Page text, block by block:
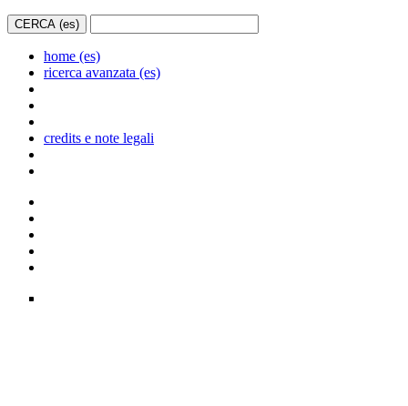
home (es)
ricerca avanzata (es)
credits e note legali